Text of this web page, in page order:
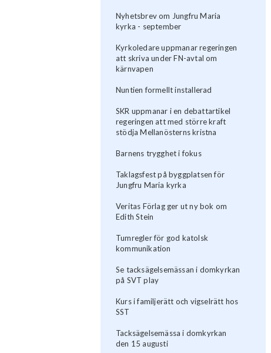
Nyhetsbrev om Jungfru Maria
kyrka - september
Kyrkoledare uppmanar regeringen
att skriva under FN-avtal om
kärnvapen
Nuntien formellt installerad
SKR uppmanar i en debattartikel
regeringen att med större kraft
stödja Mellanösterns kristna
Barnens trygghet i fokus
Taklagsfest på byggplatsen för
Jungfru Maria kyrka
Veritas Förlag ger ut ny bok om
Edith Stein
Tumregler för god katolsk
kommunikation
Se tacksägelsemässan i domkyrkan
på SVT play
Kurs i familjerätt och vigselrätt hos
SST
Tacksägelsemässa i domkyrkan
den 15 augusti